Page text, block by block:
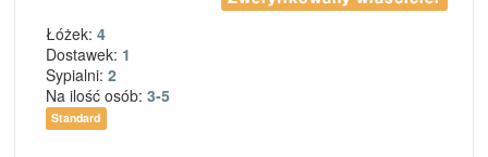
Łóżek: 4
Dostawek: 1
Sypialni: 2
Na ilość osób: 3-5
Standard